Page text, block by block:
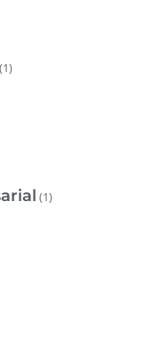
(1)
(1)